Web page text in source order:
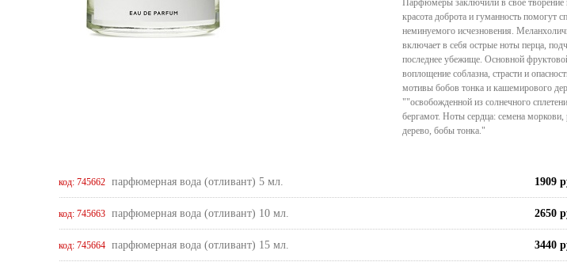
Парфюмеры заключили в свое творение
красота доброта и гуманность помогут
неминуемого исчезновения.
включает в себя острые ноты перца,
последнее убежище. Основной
воплощение соблазна, страсти и
мотивы бобов тонка и кашемирового
""освобожденной из солнечного
бергамот. Ноты сердца: семена
дерево, бобы тонка."
код: 745662 парфюмерная вода (отливант) 5 мл. 1909
код: 745663 парфюмерная вода (отливант) 10 мл. 2650
код: 745664 парфюмерная вода (отливант) 15 мл. 3440